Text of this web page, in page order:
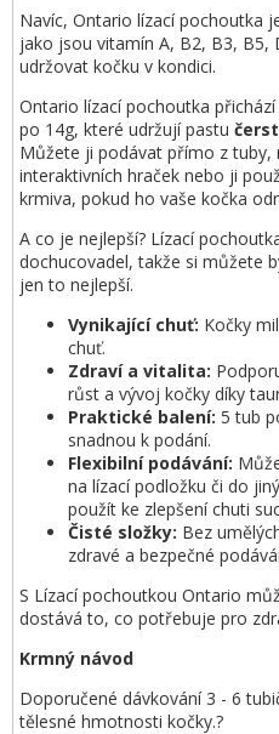
Navíc, Ontario lízací pochoutka
jako jsou vitamín A, B2, B3, B5,
udržovat kočku v kondici.
Ontario lízací pochoutka přichází
po 14g, které udržují pastu
Můžete ji podávat přímo z tuby,
interaktivních hraček nebo ji
krmiva, pokud ho vaše kočka
A co je nejlepší? Lízací
dochucovadel, takže si můžete
jen to nejlepší.
Vynikající chuť: Kočky
chuť.
Zdraví a vitalita:
růst a vývoj kočky díky
Praktické balení: 5 tub
snadnou k podání.
Flexibilní podávání:
na lízací podložku či do
použít ke zlepšení chuti
Čisté složky: Bez
zdravé a bezpečné
S Lízací pochoutkou Ontario
dostává to, co potřebuje pro
Krmný návod
Doporučené dávkování 3 - 6
tělesné hmotnosti kočky.?